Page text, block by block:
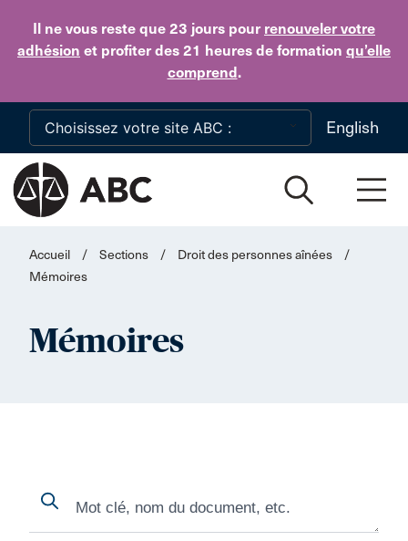
Il ne vous reste que 23 jours pour renouveler votre
adhésion et profiter des 21 heures de formation qu’elle
comprend.
Skip to main content
English
Accueil / Sections / Droit des personnes aînées
/
Mémoires
Mémoires
Search
Search